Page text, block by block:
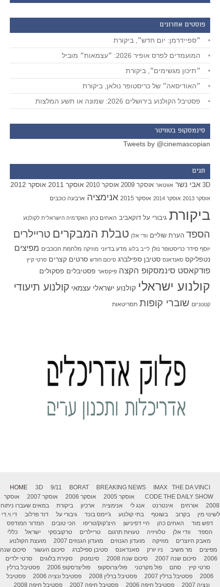
פוסטים אחרונים
״ספיידרמן: יום חדש״, ביקורת
המועמדים לפרס אופיר 2026: ״עצמאות״ מוביל
״תיכון מגשימים״, ביקורת
״האודיסאה״ של כריסטופר נולאן, ביקורת
פסטיבל הקולנוע בירושלים 2026: שמונה או תשע המלצות
סינמסקופ בטוויטר
Tweets by @cinemascopian
תגים
3D אבי נשר אווטאר אוסקר 2009 אוסקר 2010 אוסקר 2011 אוסקר 2012
אוסקר 2013 אוסקר 2014 אוסקר 2015 אנימציה ארבעה כוכבים
ביקורת גיבורי על דוקאביב האחים כהן האקדמיה הישראלית לקולנוע
הספד הערת שוליים וודי אלן טבלת המבקרים טריילרים
יוסף סידר כריסטופר נולן לייב בלוג מדע בדיוני מוזיקה מלחמת הכוכבים מפיצים
נטפליקס סאנדאנס סטיבן ספילברג סיכום חודש סרטים קצרים סרטי קיץ
פודקאסט סינמסקופ הקצה פיקסאר פסטיבלים פסקולים
קולנוע ישראלי קולנוע ישראלי עצמאי קולנוע תיעודי
קטנוניזם שוברי קופות תסריטאות
HOME 3D 9/11 BORAT BREAKING NEWS IMAX
THE DA VINCI
CODE THE DAILY SHOW אוסקר 2005 אוסקר 2006 אוסקר 2007
אוסקר
2008
אורחים אינטרנט אנג לי אנימציה ארכיון ביקורת
במאים שעברו ניתוח
לשינוי מין
בקרוב בשוטף בתי קולנוע ג'יימס בונד גיבורי על דוד פרלוב
די.וי.די
דפש מוד
האחים כהן היי דפינישן היצ'קוק/טריפו הכי טובים
המדור המודפס
הספד
וודי אלן טלוויזיה טעויות תרגום טריילרים טרקובסקי ישראל
כללי
מאבק היוצרים
מוזיקה מועדון הגנוזים מועדון הגנוזים 2007
מועצת הקולנוע
מפיצים
מר משיב ניו יורק סאנדאנס סטיבן ספילברג סיכום העשור
סיכום שנה
2006
סיכום שנה 2007 סיכום שנה 2008 סינמטק סקירת בלוגים
סרטי ילדים
סרטי קיץ
סתם פול מקרטני פוליצרוסקופ פוליצרסקופ 2006
פסטיבל ברלין
2006
פסטיבל ברלין 2007 פסטיבל ברלין 2008 פסטיבל ונציה 2006
פסטיבל
ונציה 2007
פסטיבל חיפה 2006 פסטיבל חיפה 2007 פסטיבל חיפה 2008